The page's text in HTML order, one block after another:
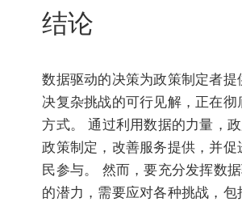
结论
数据驱动的决策为政策制定者提
决复杂挑战的可行见解，正在彻
方式。 通过利用数据的力量，
政策制定，改善服务提供，并促
民参与。 然而，要充分发挥数
的潜力，需要应对各种挑战，包